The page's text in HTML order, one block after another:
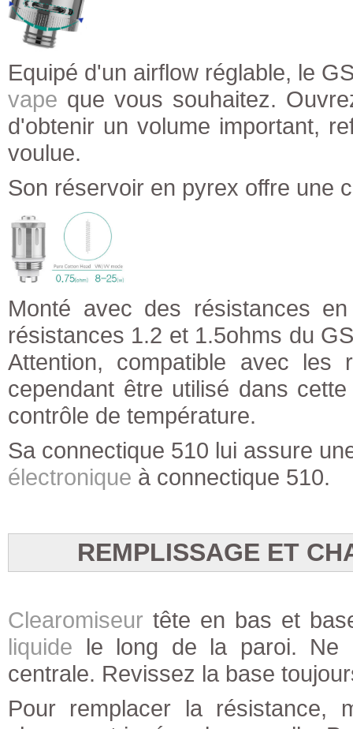
Equipé d'un airflow réglable, le
vape que vous souhaitez.
d'obtenir un volume important,
voulue.
Son réservoir en pyrex offre une
Monté avec des résistances
résistances 1.2 et 1.5ohms du
Attention, compatible avec les
cependant être utilisé dans
contrôle de température.
Sa connectique 510 lui assure
électronique à connectique 510.
REMPLISSAGE ET
Clearomiseur tête en bas et
liquide le long de la paroi. Ne
centrale. Revissez la base
Pour remplacer la résistance,